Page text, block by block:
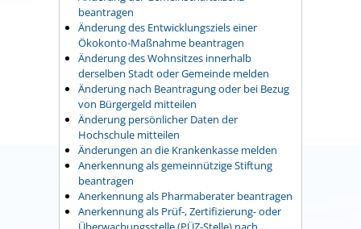
beantragen
Änderung des Entwicklungsziels einer
Ökokonto-Maßnahme beantragen
Änderung des Wohnsitzes innerhalb
derselben Stadt oder Gemeinde melden
Änderung nach Beantragung oder bei Bezug
von Bürgergeld mitteilen
Änderung persönlicher Daten der
Hochschule mitteilen
Änderungen an die Krankenkasse melden
Anerkennung als gemeinnützige Stiftung
beantragen
Anerkennung als Pharmaberater beantragen
Anerkennung als Prüf-, Zertifizierung- oder